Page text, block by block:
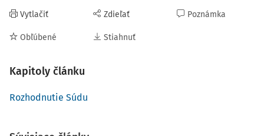
Vytlačiť
Obľúbené
Zdieľať
Stiahnuť
Poznámka
Kapitoly článku
Rozhodnutie Súdu